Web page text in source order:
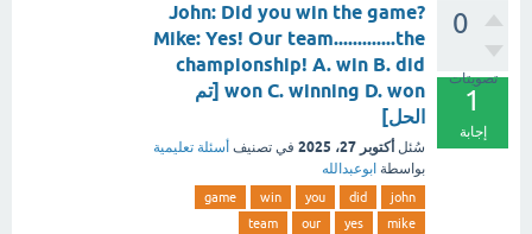
0
تصويتات
1
إجابة
John: Did you win the game?
Mike: Yes! Our team.............the
championship! A. win B. did
won C. winning D. won [تم
الحل]
سُئل أكتوبر 27، 2025 في تصنيف أسئلة تعليمية
بواسطة ابوعبدالله
john
did
you
win
game
mike
yes
our
team